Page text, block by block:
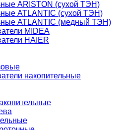
ARISTON (сухой ТЭН)
ATLANTIC (сухой ТЭН)
ATLANTIC (медный ТЭН)
MIDEA
HAIER
накопительные